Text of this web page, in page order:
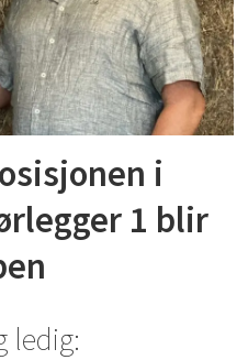
i
1 blir
ledig: